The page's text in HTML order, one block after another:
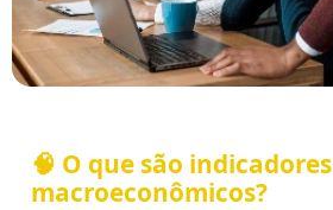
🧠 O que são indicadores
macroeconômicos?